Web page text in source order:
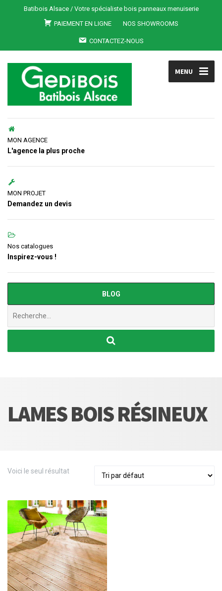
Batibois Alsace / Votre spécialiste bois panneaux menuiserie
PAIEMENT EN LIGNE
NOS SHOWROOMS
CONTACTEZ-NOUS
MENU
MON AGENCE
L'agence la plus proche
MON PROJET
Demandez un devis
Nos catalogues
Inspirez-vous !
BLOG
LAMES BOIS RÉSINEUX
Voici le seul résultat